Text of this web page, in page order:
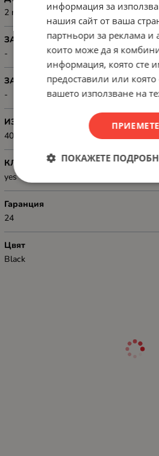
2 m
ЗАЗЕМЕН
-
ЗАЩИТА ЗА ДЕЦА
-
ИЗХ. МОЩНОСТ, W
4000 W
КЛЮЧ ЗА ВКЛ./ИЗКЛ.
yes
Гаранция
24
Цвят
Black
информация за
нашия сайт от ваша
партньори за реклама и
които може да я
информация, която сте
предоставили или която
вашето използване на
ПОКАЖЕТЕ